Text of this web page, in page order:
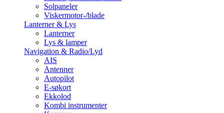
Solpaneler
Viskermotor-/blade
Lanterner & Lys
Lanterner
Lys & lamper
Navigation & Radio/Lyd
AIS
Antenner
Autopilot
E-søkort
Ekkolod
Kombi instrumenter